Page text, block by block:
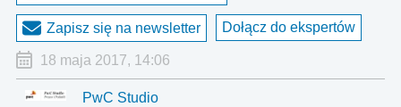
Zapisz się na newsletter Dołącz do ekspertów
18 maja 2017, 14:06
PwC Studio